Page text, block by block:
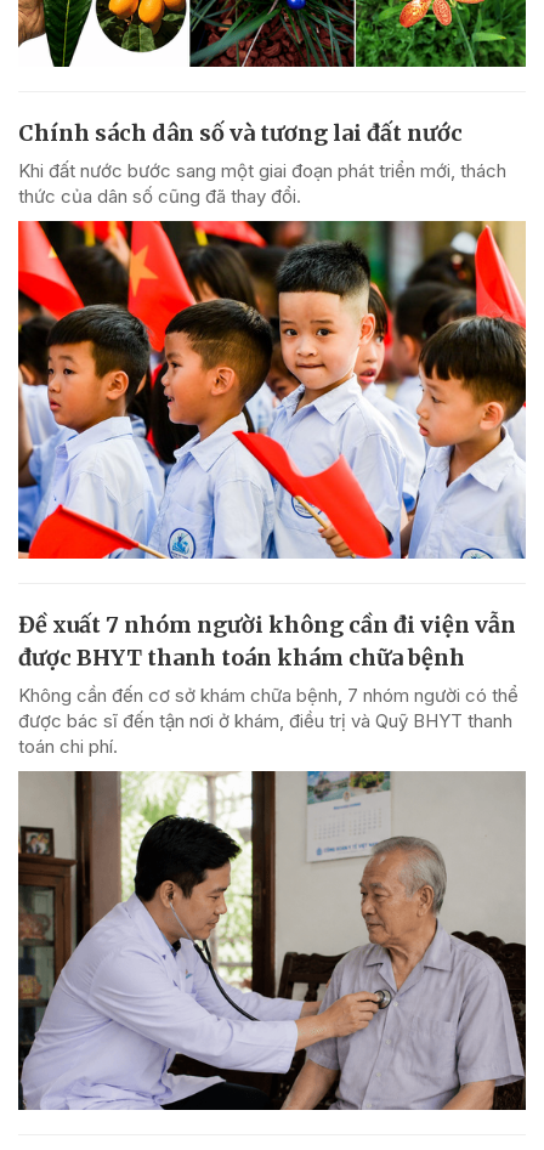
Chính sách dân số và tương lai đất nước
Khi đất nước bước sang một giai đoạn phát triển mới, thách
thức của dân số cũng đã thay đổi.
Đề xuất 7 nhóm người không cần đi viện vẫn
được BHYT thanh toán khám chữa bệnh
Không cần đến cơ sở khám chữa bệnh, 7 nhóm người có thể
được bác sĩ đến tận nơi ở khám, điều trị và Quỹ BHYT thanh
toán chi phí.